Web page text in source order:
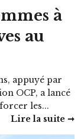
à
au
appuyé par
OCP, a lancé
les...
Lire la suite ➞